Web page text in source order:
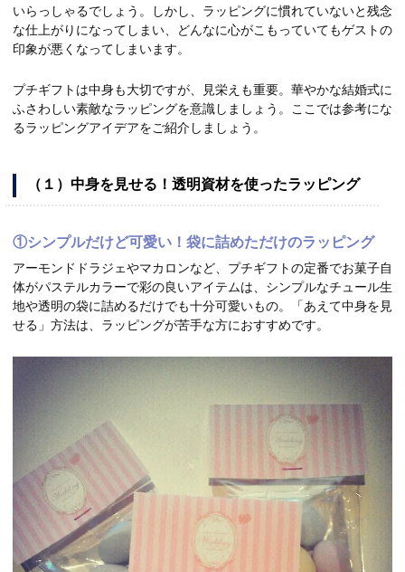
いらっしゃるでしょう。しかし、ラッピングに慣れていないと残念
な仕上がりになってしまい、どんなに心がこもっていてもゲストの
印象が悪くなってしまいます。
プチギフトは中身も大切ですが、見栄えも重要。華やかな結婚式に
ふさわしい素敵なラッピングを意識しましょう。ここでは参考にな
るラッピングアイデアをご紹介しましょう。
（１）中身を見せる！透明資材を使ったラッピング
①シンプルだけど可愛い！袋に詰めただけのラッピング
アーモンドドラジェやマカロンなど、プチギフトの定番でお菓子自
体がパステルカラーで彩の良いアイテムは、シンプルなチュール生
地や透明の袋に詰めるだけでも十分可愛いもの。「あえて中身を見
せる」方法は、ラッピングが苦手な方におすすめです。